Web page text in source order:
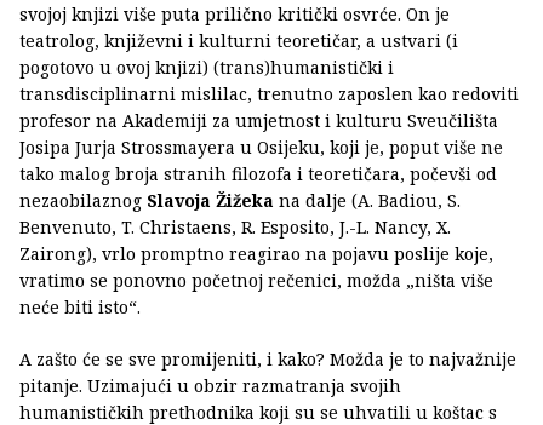
svojoj knjizi više puta prilično kritički osvrće. On je
teatrolog, književni i kulturni teoretičar, a ustvari (i
pogotovo u ovoj knjizi) (trans)humanistički i
transdisciplinarni mislilac, trenutno zaposlen kao redoviti
profesor na Akademiji za umjetnost i kulturu Sveučilišta
Josipa Jurja Strossmayera u Osijeku, koji je, poput više ne
tako malog broja stranih filozofa i teoretičara, počevši od
nezaobilaznog Slavoja Žižeka na dalje (A. Badiou, S.
Benvenuto, T. Christaens, R. Esposito, J.-L. Nancy, X.
Zairong), vrlo promptno reagirao na pojavu poslije koje,
vratimo se ponovno početnoj rečenici, možda „ništa više
neće biti isto“.
A zašto će se sve promijeniti, i kako? Možda je to najvažnije
pitanje. Uzimajući u obzir razmatranja svojih
humanističkih prethodnika koji su se uhvatili u koštac s